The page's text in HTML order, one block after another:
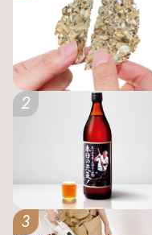
2
3